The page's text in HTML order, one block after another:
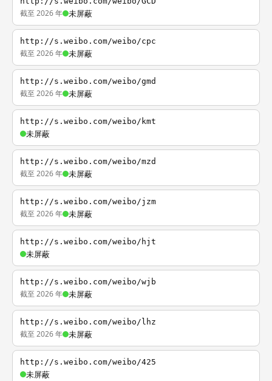
截至 2026 年 未屏蔽
http://s.weibo.com/weibo/cpc
截至 2026 年 未屏蔽
http://s.weibo.com/weibo/gmd
截至 2026 年 未屏蔽
http://s.weibo.com/weibo/kmt
未屏蔽
http://s.weibo.com/weibo/mzd
截至 2026 年 未屏蔽
http://s.weibo.com/weibo/jzm
截至 2026 年 未屏蔽
http://s.weibo.com/weibo/hjt
未屏蔽
http://s.weibo.com/weibo/wjb
截至 2026 年 未屏蔽
http://s.weibo.com/weibo/lhz
截至 2026 年 未屏蔽
http://s.weibo.com/weibo/425
未屏蔽